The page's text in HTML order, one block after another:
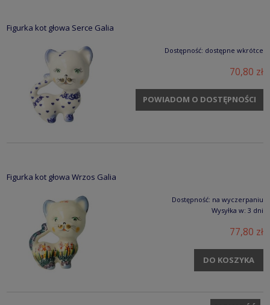
Figurka kot głowa Serce Galia
Dostępność: dostępne wkrótce
70,80 zł
POWIADOM O DOSTĘPNOŚCI
Figurka kot głowa Wrzos Galia
Dostępność: na wyczerpaniu
Wysyłka w: 3 dni
77,80 zł
DO KOSZYKA